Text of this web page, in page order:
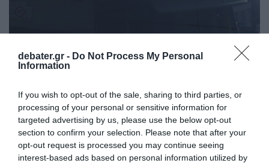
debater.gr - Do Not Process My Personal
Information
If you wish to opt-out of the sale, sharing to third parties, or
processing of your personal or sensitive information for
targeted advertising by us, please use the below opt-out
section to confirm your selection. Please note that after your
opt-out request is processed you may continue seeing
interest-based ads based on personal information utilized by
Εργατικό ατύχημα στο Πέραμα: Εκσκαφέας
καταπλάκωσε το πόδι 62χρονου
Κατά την εκτέλεση εργασιών οδοποιίας
22.04.2026 - 10:16